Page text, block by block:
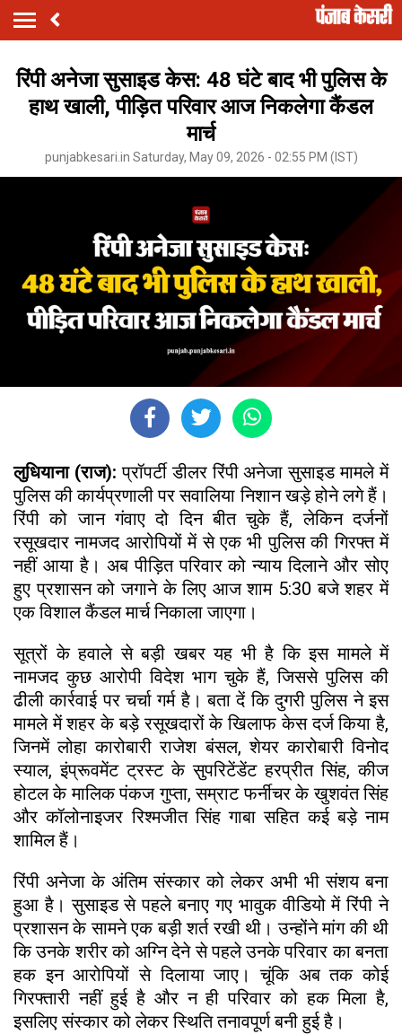
रिंपी अनेजा सुसाइड केस: 48 घंटे बाद भी पुलिस के
हाथ खाली, पीड़ित परिवार आज निकलेगा कैंडल
मार्च
punjabkesari.in Saturday, May 09, 2026 - 02:55 PM (IST)
लुधियाना (राज): प्रॉपर्टी डीलर रिंपी अनेजा सुसाइड मामले में
पुलिस की कार्यप्रणाली पर सवालिया निशान खड़े होने लगे हैं।
रिंपी को जान गंवाए दो दिन बीत चुके हैं, लेकिन दर्जनों
रसूखदार नामजद आरोपियों में से एक भी पुलिस की गिरफ्त में
नहीं आया है। अब पीड़ित परिवार को न्याय दिलाने और सोए
हुए प्रशासन को जगाने के लिए आज शाम 5:30 बजे शहर में
एक विशाल कैंडल मार्च निकाला जाएगा।
सूत्रों के हवाले से बड़ी खबर यह भी है कि इस मामले में
नामजद कुछ आरोपी विदेश भाग चुके हैं, जिससे पुलिस की
ढीली कार्रवाई पर चर्चा गर्म है। बता दें कि दुगरी पुलिस ने इस
मामले में शहर के बड़े रसूखदारों के खिलाफ केस दर्ज किया है,
जिनमें लोहा कारोबारी राजेश बंसल, शेयर कारोबारी विनोद
स्याल, इंप्रूवमेंट ट्रस्ट के सुपरिटेंडेंट हरप्रीत सिंह, कीज
होटल के मालिक पंकज गुप्ता, सम्राट फर्नीचर के खुशवंत सिंह
और कॉलोनाइजर रिश्मजीत सिंह गाबा सहित कई बड़े नाम
शामिल हैं।
रिंपी अनेजा के अंतिम संस्कार को लेकर अभी भी संशय बना
हुआ है। सुसाइड से पहले बनाए गए भावुक वीडियो में रिंपी ने
प्रशासन के सामने एक बड़ी शर्त रखी थी। उन्होंने मांग की थी
कि उनके शरीर को अग्नि देने से पहले उनके परिवार का बनता
हक इन आरोपियों से दिलाया जाए। चूंकि अब तक कोई
गिरफ्तारी नहीं हुई है और न ही परिवार को हक मिला है,
इसलिए संस्कार को लेकर स्थिति तनावपूर्ण बनी हुई है।